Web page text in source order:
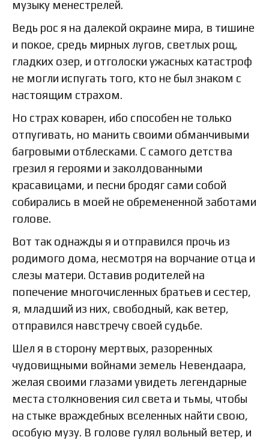
музыку менестрелей.
Ведь рос я на далекой окраине мира, в тишине
и покое, средь мирных лугов, светлых рощ,
гладких озер, и отголоски ужасных катастроф
не могли испугать того, кто не был знаком с
настоящим страхом.
Но страх коварен, ибо способен не только
отпугивать, но манить своими обманчивыми
багровыми отблесками. С самого детства
грезил я героями и заколдованными
красавицами, и песни бродяг сами собой
собирались в моей не обремененной заботами
голове.
Вот так однажды я и отправился прочь из
родимого дома, несмотря на ворчание отца и
слезы матери. Оставив родителей на
попечение многочисленных братьев и сестер,
я, младший из них, свободный, как ветер,
отправился навстречу своей судьбе.
Шел я в сторону мертвых, разоренных
чудовищными войнами земель Невендаара,
желая своими глазами увидеть легендарные
места столкновения сил света и тьмы, чтобы
на стыке враждебных вселенных найти свою,
особую музу. В голове гулял вольный ветер, и